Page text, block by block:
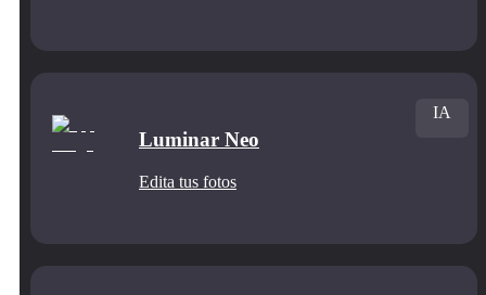
Luminar Neo
Edita tus fotos
IA